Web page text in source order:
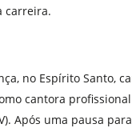
carreira.
no Espírito Santo,
cantora
Após uma pausa